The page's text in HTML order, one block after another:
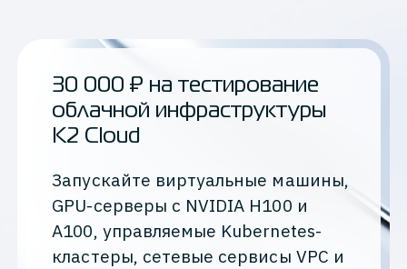
30 000 ₽ на тестирование
облачной инфраструктуры
K2 Cloud
Запускайте виртуальные машины,
GPU-серверы с NVIDIA H100 и
A100, управляемые Kubernetes-
кластеры, сетевые сервисы VPC и